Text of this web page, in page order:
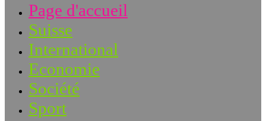
Page d'accueil
Suisse
International
Economie
Société
Sport